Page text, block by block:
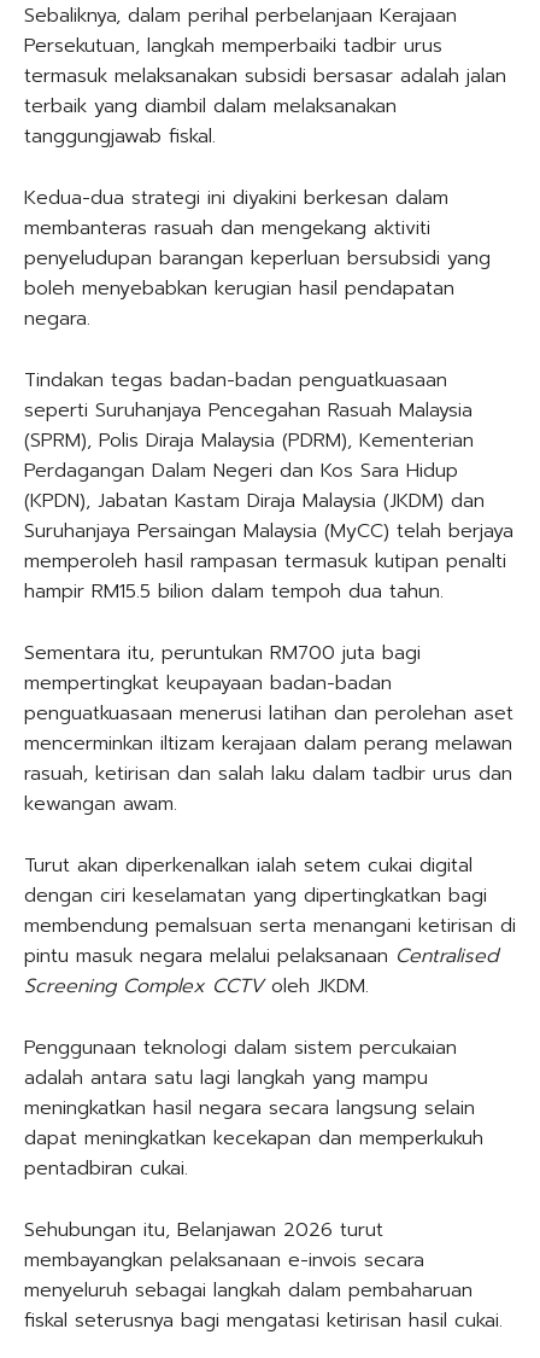
Sebaliknya, dalam perihal perbelanjaan Kerajaan
Persekutuan, langkah memperbaiki tadbir urus
termasuk melaksanakan subsidi bersasar adalah jalan
terbaik yang diambil dalam melaksanakan
tanggungjawab fiskal.
Kedua-dua strategi ini diyakini berkesan dalam
membanteras rasuah dan mengekang aktiviti
penyeludupan barangan keperluan bersubsidi yang
boleh menyebabkan kerugian hasil pendapatan
negara.
Tindakan tegas badan-badan penguatkuasaan
seperti Suruhanjaya Pencegahan Rasuah Malaysia
(SPRM), Polis Diraja Malaysia (PDRM), Kementerian
Perdagangan Dalam Negeri dan Kos Sara Hidup
(KPDN), Jabatan Kastam Diraja Malaysia (JKDM) dan
Suruhanjaya Persaingan Malaysia (MyCC) telah berjaya
memperoleh hasil rampasan termasuk kutipan penalti
hampir RM15.5 bilion dalam tempoh dua tahun.
Sementara itu, peruntukan RM700 juta bagi
mempertingkat keupayaan badan-badan
penguatkuasaan menerusi latihan dan perolehan aset
mencerminkan iltizam kerajaan dalam perang melawan
rasuah, ketirisan dan salah laku dalam tadbir urus dan
kewangan awam.
Turut akan diperkenalkan ialah setem cukai digital
dengan ciri keselamatan yang dipertingkatkan bagi
membendung pemalsuan serta menangani ketirisan di
pintu masuk negara melalui pelaksanaan Centralised
Screening Complex CCTVoleh JKDM.
Penggunaan teknologi dalam sistem percukaian
adalah antara satu lagi langkah yang mampu
meningkatkan hasil negara secara langsung selain
dapat meningkatkan kecekapan dan memperkukuh
pentadbiran cukai.
Sehubungan itu, Belanjawan 2026 turut
membayangkan pelaksanaan e-invois secara
menyeluruh sebagai langkah dalam pembaharuan
fiskal seterusnya bagi mengatasi ketirisan hasil cukai.